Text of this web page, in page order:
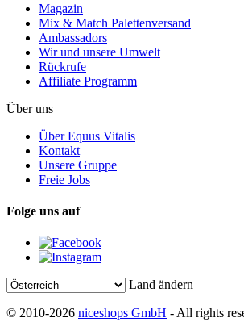
Magazin
Mix & Match Palettenversand
Ambassadors
Wir und unsere Umwelt
Rückrufe
Affiliate Programm
Über uns
Über Equus Vitalis
Kontakt
Unsere Gruppe
Freie Jobs
Folge uns auf
Land ändern
© 2010-2026 niceshops GmbH - All rights